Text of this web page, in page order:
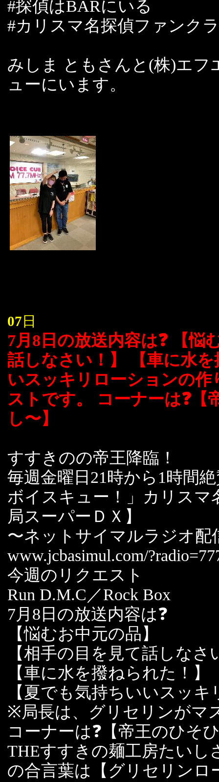
#探偵はBARにいる
#カリスマ名探偵ファンク
みしま ともさんと(株)エ
ューにいます。
07 日
7月8日の放送内容は❓ 【
話しなさい！】 【車に水
いスッキリローションの
ストです。 コーナーは❓
し〜】
すすきのの帝王降臨！
毎週金曜日21時から1時間
ボイスキュー！」カリスマ
局スーパーＤＸ】
〜ネットサイマルラジオ配
www.jcbasimul.com/
今週のリクエスト
Run D.M.C／Rock Box
7月8日の放送内容は❓
【悩むお中元の品】
【相手の目を見て話しなさ
【車に水を撥ねられた！】
【夏でも気持ちいいスッ
※局長は、グリセリンがマ
コーナーは❓【帝王のひそ
THEすすきの麺工房たいし
の合言葉は【グリセリンロ